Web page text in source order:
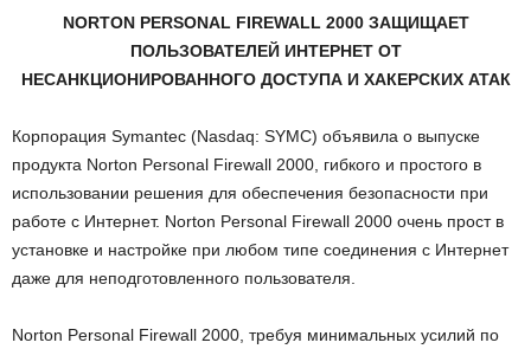
NORTON PERSONAL FIREWALL 2000 ЗАЩИЩАЕТ
ПОЛЬЗОВАТЕЛЕЙ ИНТЕРНЕТ ОТ
НЕСАНКЦИОНИРОВАННОГО ДОСТУПА И ХАКЕРСКИХ АТАК
Корпорация Symantec (Nasdaq: SYMC) объявила о выпуске
продукта Norton Personal Firewall 2000, гибкого и простого в
использовании решения для обеспечения безопасности при
работе с Интернет. Norton Personal Firewall 2000 очень прост в
установке и настройке при любом типе соединения с Интернет
даже для неподготовленного пользователя.
Norton Personal Firewall 2000, требуя минимальных усилий по